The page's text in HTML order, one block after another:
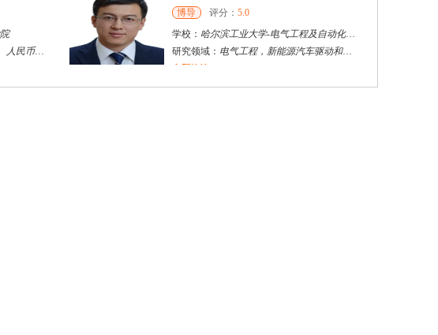
博导 评分：
5.0
学校：
哈尔滨工业大学-电气工程及自动化学院
研究领域：电气工程，新能源汽车驱动和充电
立即咨询
何斌锋 苏州市